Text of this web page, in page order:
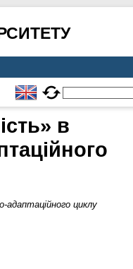
в
адаптаційного циклу